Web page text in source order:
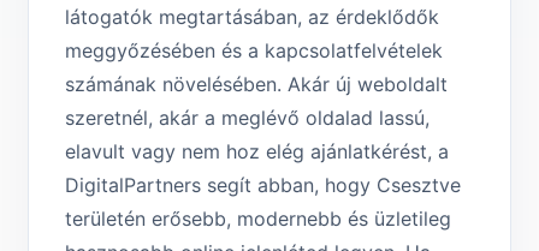
látogatók megtartásában, az érdeklődők
meggyőzésében és a kapcsolatfelvételek
számának növelésében. Akár új weboldalt
szeretnél, akár a meglévő oldalad lassú,
elavult vagy nem hoz elég ajánlatkérést, a
DigitalPartners segít abban, hogy Csesztve
területén erősebb, modernebb és üzletileg